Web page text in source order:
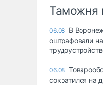
Таможня
06.08 В
оштрафовали
06.08
сократился на